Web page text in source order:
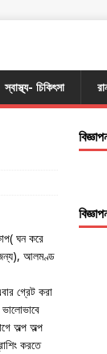
স্বাস্থ্য- চিকিৎসা
ঘন করে
জন্য), আলমণ্ড
গ্রেট করা
অল্প অল্প
করতে